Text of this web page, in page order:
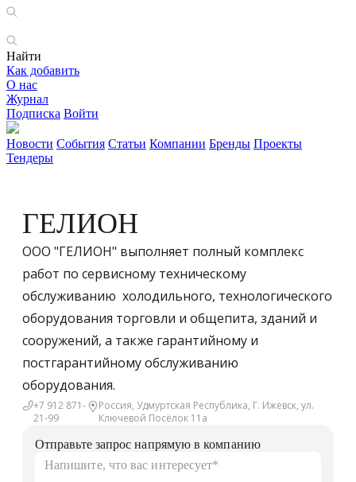
Найти
Как добавить
О нас
Журнал
Подписка Войти
Новости События Статьи Компании Бренды Проекты
Тендеры
ГЕЛИОН
ООО "ГЕЛИОН" выполняет полный комплекс
работ по сервисному техническому
обслуживанию холодильного, технологического
оборудования торговли и общепита, зданий и
сооружений, а также гарантийному и
постгарантийному обслуживанию
оборудования.
+7 912 871-
21-99
Россия, Удмуртская Республика, Г. Ижевск, ул.
Ключевой Посёлок 11а
Отправьте запрос напрямую в компанию